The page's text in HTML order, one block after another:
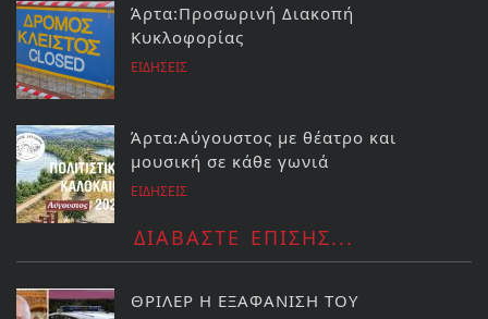
Άρτα:Προσωρινή Διακοπή
Κυκλοφορίας
ΕΙΔΗΣΕΙΣ
Άρτα:Αύγουστος με θέατρο και
μουσική σε κάθε γωνιά
ΕΙΔΗΣΕΙΣ
ΔΙΑΒΑΣΤΕ ΕΠΙΣΗΣ...
ΘΡΙΛΕΡ Η ΕΞΑΦΑΝΙΣΗ ΤΟΥ